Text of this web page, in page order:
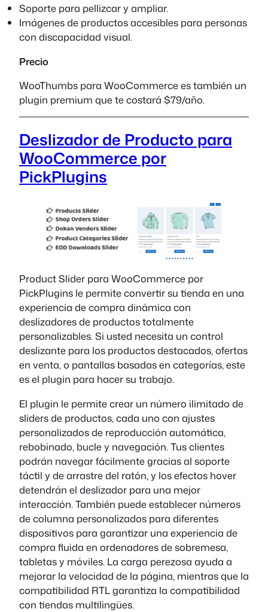
Soporte para pellizcar y ampliar.
Imágenes de productos accesibles para personas
con discapacidad visual.
Precio
WooThumbs para WooCommerce es también un
plugin premium que te costará $79/año.
Deslizador de Producto para
WooCommerce por
PickPlugins
Product Slider para WooCommerce por
PickPlugins le permite convertir su tienda en una
experiencia de compra dinámica con
deslizadores de productos totalmente
personalizables. Si usted necesita un control
deslizante para los productos destacados, ofertas
en venta, o pantallas basadas en categorías, este
es el plugin para hacer su trabajo.
El plugin le permite crear un número ilimitado de
sliders de productos, cada uno con ajustes
personalizados de reproducción automática,
rebobinado, bucle y navegación. Tus clientes
podrán navegar fácilmente gracias al soporte
táctil y de arrastre del ratón, y los efectos hover
detendrán el deslizador para una mejor
interacción. También puede establecer números
de columna personalizados para diferentes
dispositivos para garantizar una experiencia de
compra fluida en ordenadores de sobremesa,
tabletas y móviles. La carga perezosa ayuda a
mejorar la velocidad de la página, mientras que la
compatibilidad RTL garantiza la compatibilidad
con tiendas multilingües.